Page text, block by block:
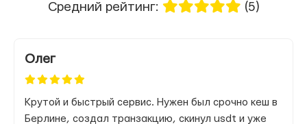
Средний рейтинг: (5)
Олег
Крутой и быстрый сервис. Нужен был срочно кеш в
Берлине, создал транзакцию, скинул usdt и уже